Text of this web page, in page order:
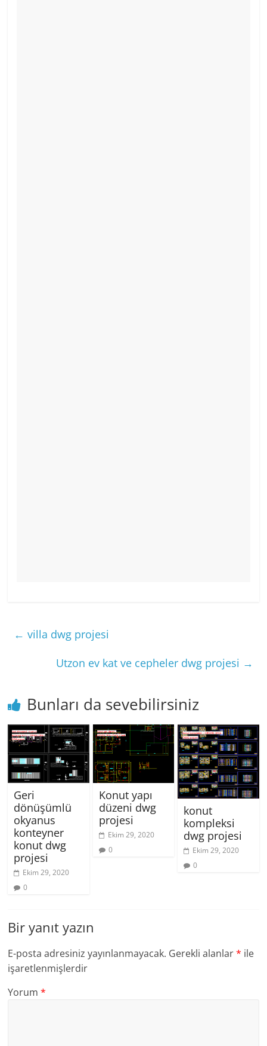
← villa dwg projesi
Utzon ev kat ve cepheler dwg projesi →
Bunları da sevebilirsiniz
Geri
dönüşümlü
okyanus
konteyner
konut dwg
projesi
Ekim 29, 2020
0
Konut yapı
düzeni dwg
projesi
Ekim 29, 2020
0
konut
kompleksi
dwg projesi
Ekim 29, 2020
0
Bir yanıt yazın
E-posta adresiniz yayınlanmayacak. Gerekli alanlar* ile
işaretlenmişlerdir
Yorum*